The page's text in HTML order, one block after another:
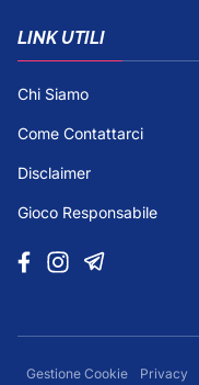
LINK UTILI
Chi Siamo
Come Contattarci
Disclaimer
Gioco Responsabile
Gestione Cookie Privacy